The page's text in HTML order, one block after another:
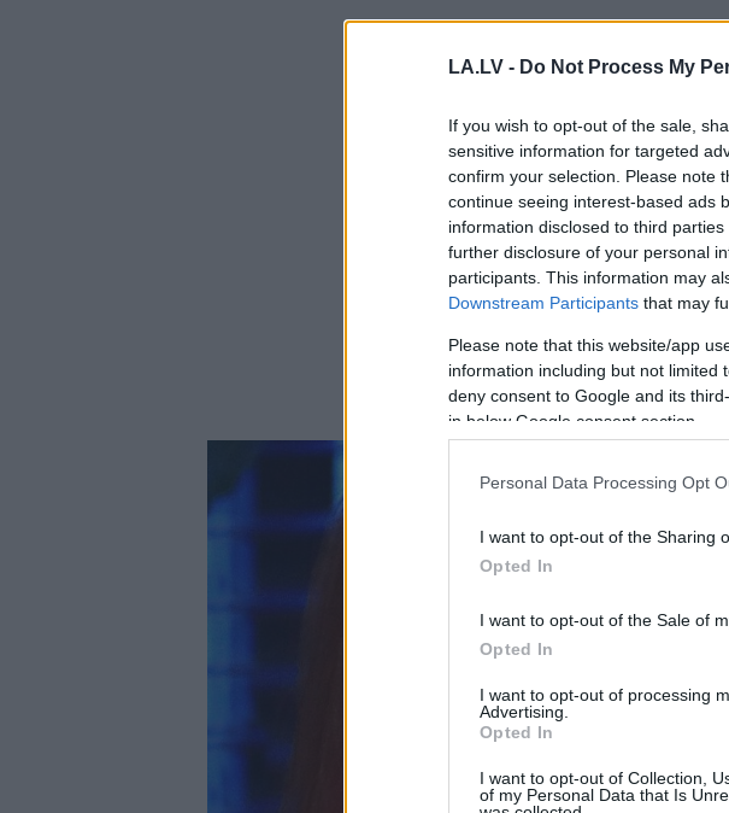
LA.LV - Do Not Process My
If you wish to opt-out of the sale,
sensitive information for targeted
confirm your selection. Please note
continue seeing interest-based ads
information disclosed to third
further disclosure of your personal
participants. This information may
Downstream Participants that may
Please note that this website/app
information including but not limited
deny consent to Google and its
in below Google consent section.
Personal Data Processing Opt
I want to opt-out of the Sharing
Opted In
I want to opt-out of the Sale of
Opted In
I want to opt-out of processing
Advertising.
Opted In
I want to opt-out of Collection,
of my Personal Data that Is